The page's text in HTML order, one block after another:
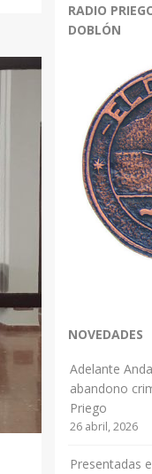
RADIO
DOBLÓN
NOVEDADES
Adelante
abandono
Priego
26 abril, 2026
Presentadas